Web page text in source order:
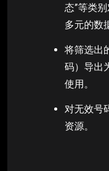
态”等类
多元的数
将筛选出
码）导出
使用。
对无效号
资源。